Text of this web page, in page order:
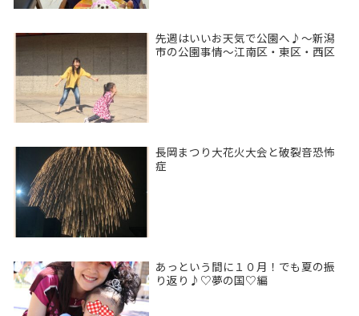
先週はいいお天気で公園へ♪〜新潟
市の公園事情〜江南区・東区・西区
長岡まつり大花火大会と破裂音恐怖
症
あっという間に１０月！でも夏の振
り返り♪♡夢の国♡編